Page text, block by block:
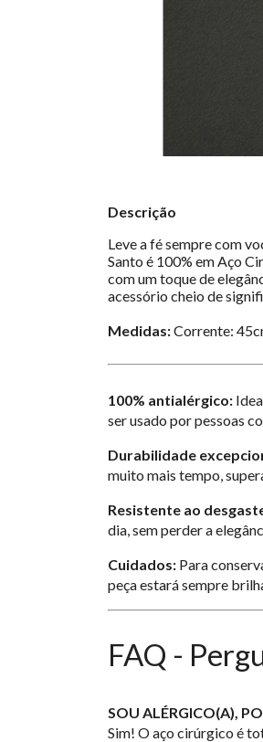
Descrição
Leve a fé sempre com
Santo é 100% em Aço
com um toque de
acessório cheio de
Medidas:Corrente:
100% antialérgico:
ser usado por pessoas
Durabilidade
muito mais tempo,
Resistente ao
dia, sem perder a
Cuidados: Para
peça estará sempre
FAQ -
SOU ALÉRGICO(A),
Sim! O aço cirúrgico é